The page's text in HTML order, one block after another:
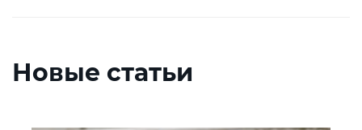
Новые статьи